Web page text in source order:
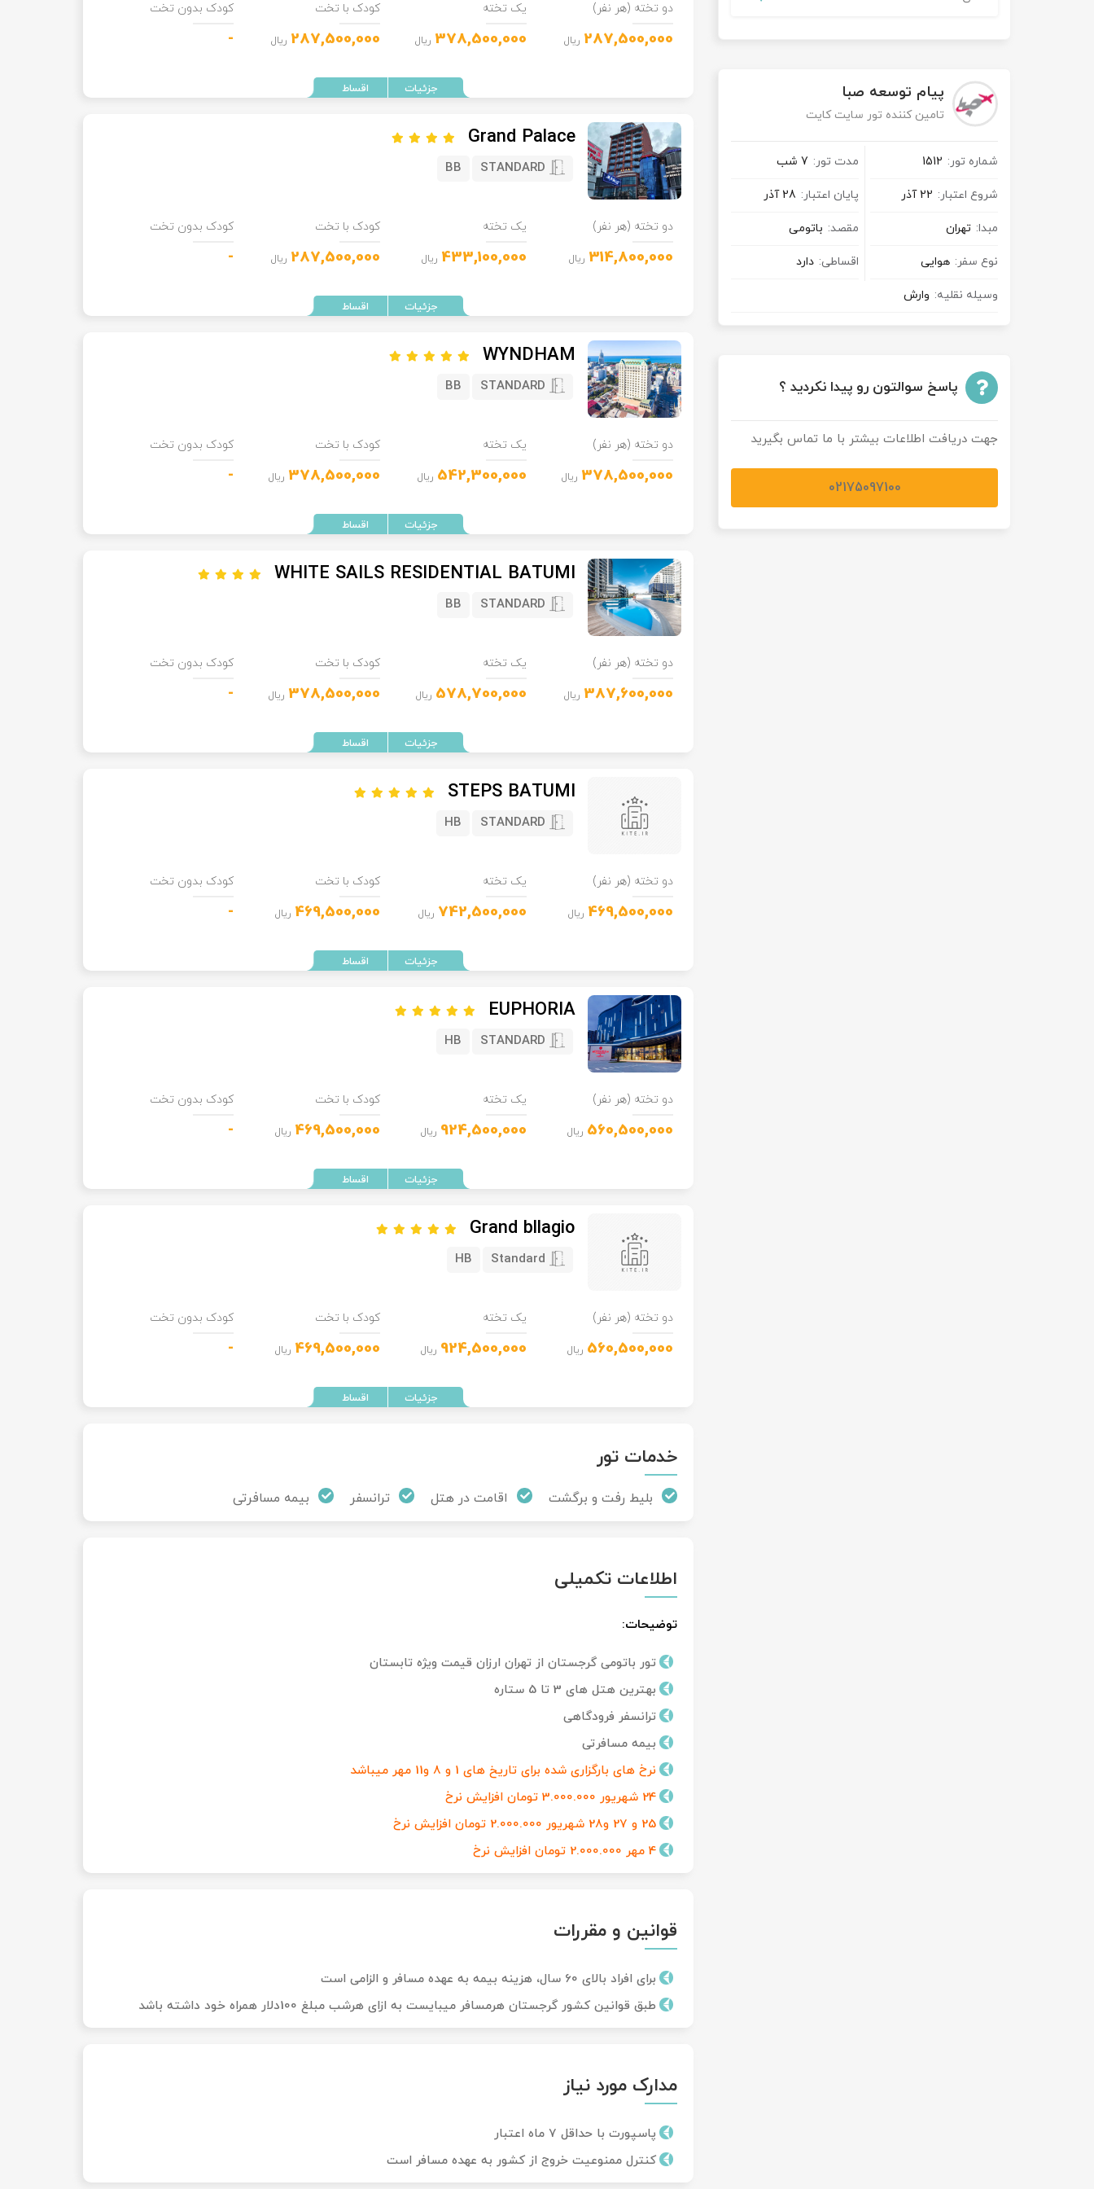
پیام توسعه صبا
تامین کننده تور سایت کایت
شماره تور: 1512 مدت تور: 7 شب
شروع اعتبار: 22 آذر پایان اعتبار: 28 آذر
مبدا: تهران مقصد: باتومی
نوع سفر: هوایی اقساطی: دارد
وسیله نقلیه: وارش
پاسخ سوالتون رو پیدا نکردید ؟
جهت دریافت اطلاعات بیشتر با ما تماس بگیرید
02175097100
دو تخته (هر نفر) یک تخته کودک با تخت کودک بدون تخت
287,500,000 ریال 378,500,000 ریال 287,500,000 ریال -
Grand Palace
STANDARD
BB
دو تخته (هر نفر) یک تخته کودک با تخت کودک بدون تخت
314,800,000 ریال 433,100,000 ریال 287,500,000 ریال -
WYNDHAM
STANDARD
BB
دو تخته (هر نفر) یک تخته کودک با تخت کودک بدون تخت
378,500,000 ریال 542,300,000 ریال 378,500,000 ریال -
WHITE SAILS RESIDENTIAL BATUMI
STANDARD
BB
دو تخته (هر نفر) یک تخته کودک با تخت کودک بدون تخت
387,600,000 ریال 578,700,000 ریال 378,500,000 ریال -
STEPS BATUMI
STANDARD
HB
دو تخته (هر نفر) یک تخته کودک با تخت کودک بدون تخت
469,500,000 ریال 742,500,000 ریال 469,500,000 ریال -
EUPHORIA
STANDARD
HB
دو تخته (هر نفر) یک تخته کودک با تخت کودک بدون تخت
560,500,000 ریال 924,500,000 ریال 469,500,000 ریال -
Grand bllagio
Standard
HB
دو تخته (هر نفر) یک تخته کودک با تخت کودک بدون تخت
560,500,000 ریال 924,500,000 ریال 469,500,000 ریال -
خدمات تور
بلیط رفت و برگشت اقامت در هتل ترانسفر بیمه مسافرتی
اطلاعات تکمیلی
توضیحات:
تور باتومی گرجستان از تهران ارزان قیمت ویژه تابستان
بهترین هتل های 3 تا 5 ستاره
ترانسفر فرودگاهی
بیمه مسافرتی
نرخ های بارگزاری شده برای تاریخ های 1 و 8 و11 مهر میباشد
24 شهریور 3.000.000 تومان افزایش نرخ
25 و 27 و28 شهریور 2.000.000 تومان افزایش نرخ
4 مهر 2.000.000 تومان افزایش نرخ
قوانین و مقررات
برای افراد بالای 60 سال، هزینه بیمه به عهده مسافر و الزامی است
طبق قوانین کشور گرجستان هرمسافر میبایست به ازای هرشب مبلغ 100دلار همراه خود داشته باشد
مدارک مورد نیاز
پاسپورت با حداقل 7 ماه اعتبار
کنترل ممنوعیت خروج از کشور به عهده مسافر است
تور کویر کاراکال
تور کویر ابوزیدآباد
تور مرداب هسل
تور کیش از بندرعباس
تور قزاقستان اقساطی